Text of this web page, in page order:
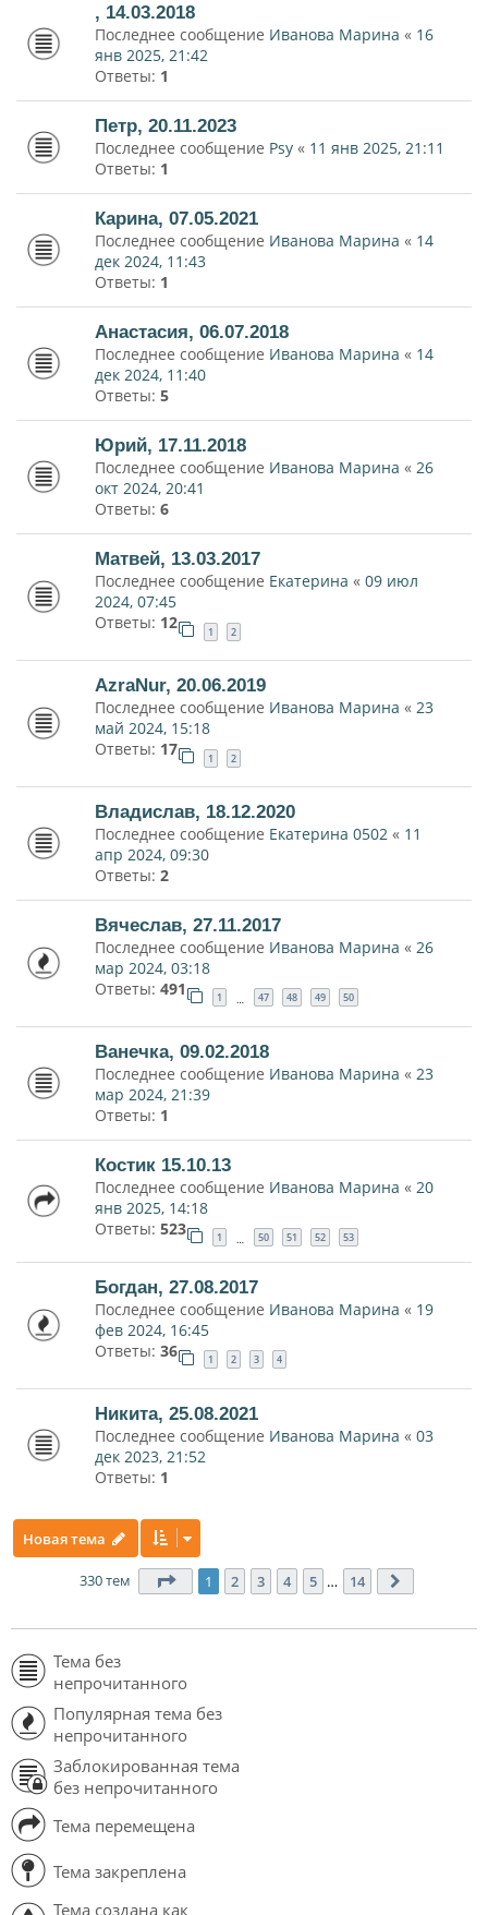
, 14.03.2018
Последнее сообщение Иванова Марина « 16
янв 2025, 21:42
Ответы: 1
Петр, 20.11.2023
Последнее сообщение Psy « 11 янв 2025, 21:11
Ответы: 1
Карина, 07.05.2021
Последнее сообщение Иванова Марина « 14
дек 2024, 11:43
Ответы: 1
Анастасия, 06.07.2018
Последнее сообщение Иванова Марина « 14
дек 2024, 11:40
Ответы: 5
Юрий, 17.11.2018
Последнее сообщение Иванова Марина « 26
окт 2024, 20:41
Ответы: 6
Матвей, 13.03.2017
Последнее сообщение Екатерина « 09 июл
2024, 07:45
Ответы: 12 1 2
AzraNur, 20.06.2019
Последнее сообщение Иванова Марина « 23
май 2024, 15:18
Ответы: 17 1 2
Владислав, 18.12.2020
Последнее сообщение Екатерина 0502 « 11
апр 2024, 09:30
Ответы: 2
Вячеслав, 27.11.2017
Последнее сообщение Иванова Марина « 26
мар 2024, 03:18
Ответы: 491 1 … 47 48 49 50
Ванечка, 09.02.2018
Последнее сообщение Иванова Марина « 23
мар 2024, 21:39
Ответы: 1
Костик 15.10.13
Последнее сообщение Иванова Марина « 20
янв 2025, 14:18
Ответы: 523 1 … 50 51 52 53
Богдан, 27.08.2017
Последнее сообщение Иванова Марина « 19
фев 2024, 16:45
Ответы: 36 1 2 3 4
Никита, 25.08.2021
Последнее сообщение Иванова Марина « 03
дек 2023, 21:52
Ответы: 1
Новая тема
330 тем Страница 1из 14
1 2 3 4 5 … 14
Тема без
непрочитанного
Популярная тема без
непрочитанного
Заблокированная тема
без непрочитанного
Тема перемещена
Тема закреплена
Тема создана как